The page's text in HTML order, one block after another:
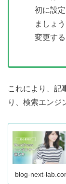
初に設
ましょう
変更す
これにより、記
り、検索エンジ
blog-next-